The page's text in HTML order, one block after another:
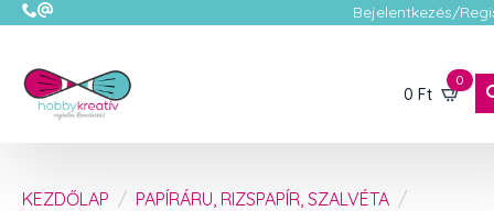
Bejelentkezés/
0 Ft
0
KEZDŐLAP
PAPÍRÁRU, RIZSPAPÍR, SZALVÉTA